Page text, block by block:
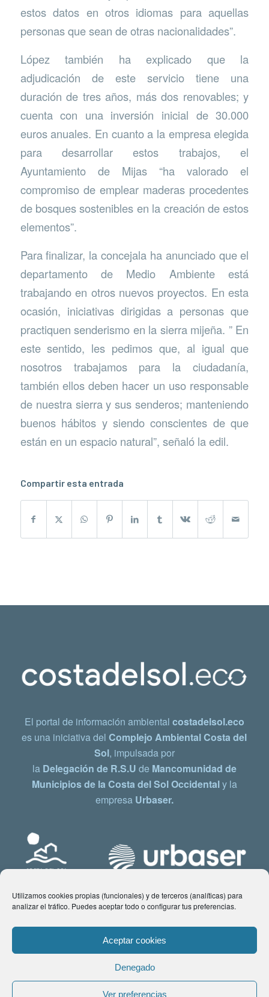
Utilizamos cookies propias (funcionales) y de terceros (analíticas) para
analizar el tráfico. Puedes aceptar todo o configurar tus preferencias.
Aceptar cookies
Denegado
Ver preferencias
estos datos en otros idiomas para aquellas
personas que sean de otras nacionalidades”.
López también ha explicado que la
adjudicación de este servicio tiene una
duración de tres años, más dos renovables; y
cuenta con una inversión inicial de 30.000
euros anuales. En cuanto a la empresa elegida
para desarrollar estos trabajos, el
Ayuntamiento de Mijas “ha valorado el
compromiso de emplear maderas procedentes
de bosques sostenibles en la creación de estos
elementos”.
Para finalizar, la concejala ha anunciado que el
departamento de Medio Ambiente está
trabajando en otros nuevos proyectos. En esta
ocasión, iniciativas dirigidas a personas que
practiquen senderismo en la sierra mijeña. ” En
este sentido, les pedimos que, al igual que
nosotros trabajamos para la ciudadanía,
también ellos deben hacer un uso responsable
de nuestra sierra y sus senderos; manteniendo
buenos hábitos y siendo conscientes de que
están en un espacio natural”, señaló la edil.
Compartir esta entrada
El portal de información ambiental costadelsol.eco
es una iniciativa delComplejo Ambiental Costa del
Sol, impulsada por
la Delegación de R.S.U de Mancomunidad de
Municipios de la Costa del Sol Occidentaly la
empresa Urbaser.
© Copyright 2021 www.costadelsol.eco. Todos los derechos reservados |